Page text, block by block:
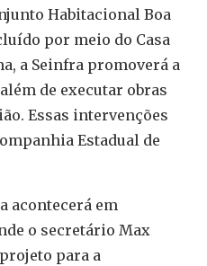
Habitacional Boa
por meio do Casa
a Seinfra promoverá a
de executar obras
Essas intervenções
Estadual de
acontecerá em
o secretário Max
para a